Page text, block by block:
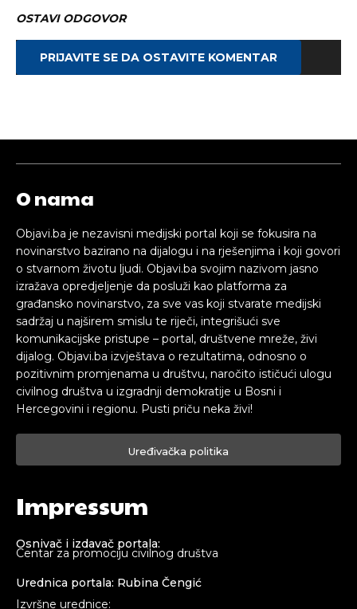
OSTAVI ODGOVOR
PRIJAVITE SE DA OSTAVITE KOMENTAR
O nama
Objavi.ba je nezavisni medijski portal koji se fokusira na
novinarstvo bazirano na dijalogu i na rješenjima i koji govori
o stvarnom životu ljudi. Objavi.ba svojim nazivom jasno
izražava opredjeljenje da posluži kao platforma za
građansko novinarstvo, za sve vas koji stvarate medijski
sadržaj u najširem smislu te riječi, integrišući sve
komunikacijske pristupe – portal, društvene mreže, živi
dijalog. Objavi.ba izvještava o rezultatima, odnosno o
pozitivnim promjenama u društvu, naročito ističući ulogu
civilnog društva u izgradnji demokratije u Bosni i
Hercegovini i regionu. Pusti priču neka živi!
Uređivačka politika
Impressum
Osnivač i izdavač portala:
Centar za promociju civilnog društva
Urednica portala: Rubina Čengić
Izvršne urednice: